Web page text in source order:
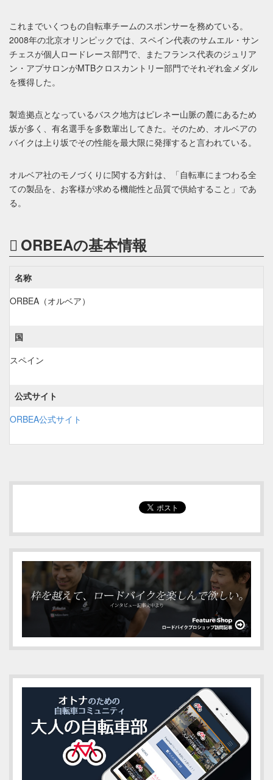
これまでいくつもの自転車チームのスポンサーを務めている。
2008年の北京オリンピックでは、スペイン代表のサムエル・サン
チェスが個人ロードレース部門で、またフランス代表のジュリア
ン・アプサロンがMTBクロスカントリー部門でそれぞれ金メダル
を獲得した。
製造拠点となっているバスク地方はピレネー山脈の麓にあるため
坂が多く、有名選手を多数輩出してきた。そのため、オルベアの
バイクは上り坂でその性能を最大限に発揮すると言われている。
オルベア社のモノづくりに関する方針は、「自転車にまつわる全
ての製品を、お客様が求める機能性と品質で供給すること」であ
る。
ORBEAの基本情報
名称
ORBEA（オルベア）
国
スペイン
公式サイト
ORBEA公式サイト